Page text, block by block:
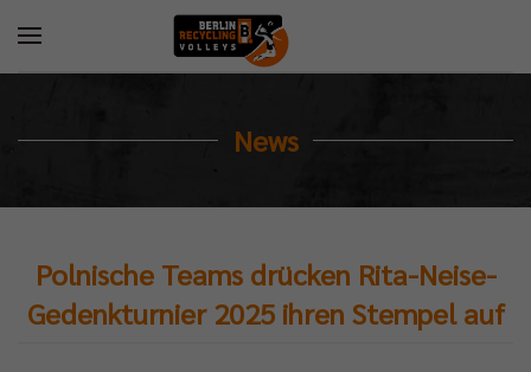
News
Polnische Teams drücken Rita-Neise-
Gedenkturnier 2025 ihren Stempel auf